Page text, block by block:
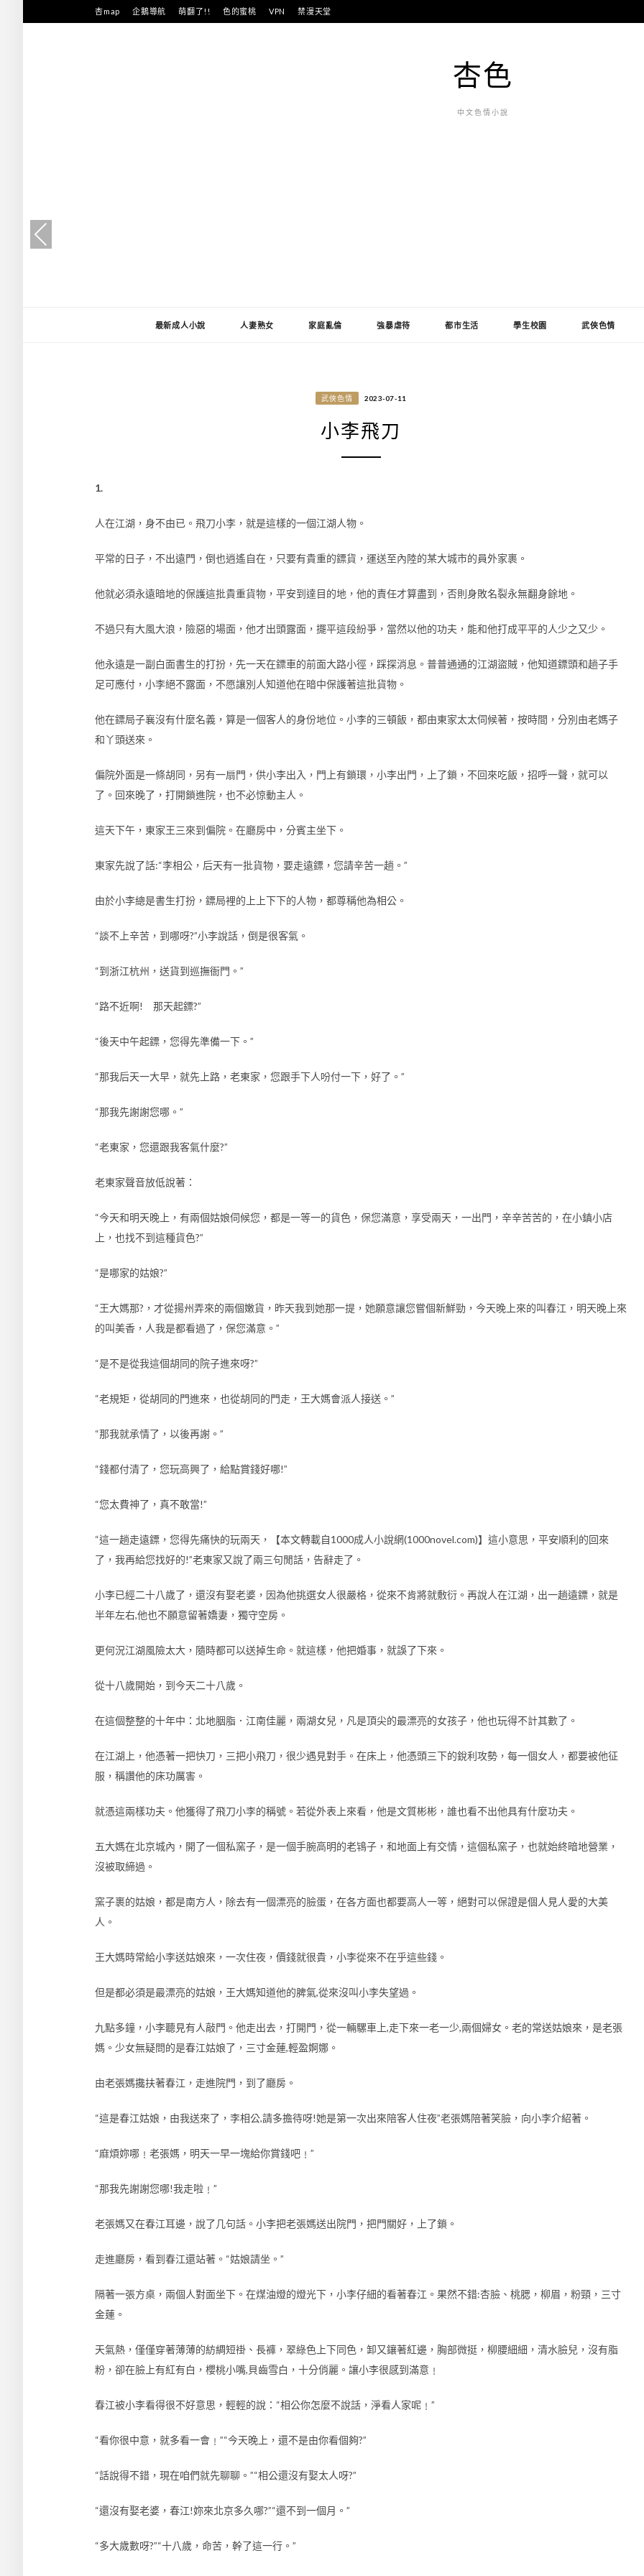
至
杏map 企鵝導航 萌翻了!! 色的蜜桃 VPN 禁漫天堂
杏色
中文色情小說
最新成人小說 人妻熟女 家庭亂倫 強暴虐待 都市生活 學生校園 武俠色情
武俠色情 2023-07-11
小李飛刀
1.
人在江湖，身不由已。飛刀小李，就是這樣的一個江湖人物。
平常的日子，不出遠門，倒也逍遙自在，只要有貴重的鏢貨，運送至內陸的某大城市的員外家裹。
他就必須永遠暗地的保護這批貴重貨物，平安到達目的地，他的責任才算盡到，否則身敗名裂永無翻身餘地。
不過只有大風大浪，險惡的場面，他才出頭露面，擺平這段紛爭，當然以他的功夫，能和他打成平平的人少之又少。
他永遠是一副白面書生的打扮，先一天在鏢車的前面大路小徑，踩探消息。普普通通的江湖盜賊，他知道鏢頭和趟子手
足可應付，小李絕不露面，不愿讓別人知道他在暗中保護著這批貨物。
他在鏢局子襄沒有什麼名義，算是一個客人的身份地位。小李的三頓飯，都由東家太太伺候著，按時間，分別由老媽子
和丫頭送來。
偏院外面是一條胡同，另有一扇門，供小李出入，門上有鎖環，小李出門，上了鎖，不回來吃飯，招呼一聲，就可以
了。回來晚了，打開鎖進院，也不必惊動主人。
這天下午，東家王三來到偏院。在廳房中，分賓主坐下。
東家先說了話:“李相公，后天有一批貨物，要走遠鏢，您請辛苦一趟。”
由於小李總是書生打扮，鏢局裡的上上下下的人物，都尊稱他為相公。
“談不上辛苦，到哪呀?”小李說話，倒是很客氣。
“到浙江杭州，送貨到巡撫衙門。”
“路不近啊! 那天起鏢?”
“後天中午起鏢，您得先準備一下。”
“那我后天一大早，就先上路，老東家，您跟手下人吩付一下，好了。”
“那我先謝謝您哪。”
“老東家，您還跟我客氣什麼?”
老東家聲音放低說著：
“今天和明天晚上，有兩個姑娘伺候您，都是一等一的貨色，保您滿意，享受兩天，一出門，辛辛苦苦的，在小鎮小店
上，也找不到這種貨色?”
“是哪家的姑娘?”
“王大媽那?，才從揚州弄來的兩個嫩貨，昨天我到她那一提，她願意讓您嘗個新鮮勁，今天晚上來的叫春江，明天晚上來
的叫美香，人我是都看過了，保您滿意。”
“是不是從我這個胡同的院子進來呀?”
“老規矩，從胡同的門進來，也從胡同的門走，王大媽會派人接送。”
“那我就承情了，以後再謝。”
“錢都付清了，您玩高興了，給點賞錢好哪!”
“您太費神了，真不敢當!”
“這一趟走遠鏢，您得先痛快的玩兩天，【本文轉載自1000成人小說網(1000novel.com)】這小意思，平安順利的回來
了，我再給您找好的!”老東家又說了兩三句閒話，告辭走了。
小李已經二十八歲了，還沒有娶老婆，因為他挑選女人很嚴格，從來不肯將就敷衍。再說人在江湖，出一趟遠鏢，就是
半年左右,他也不願意留著嬌妻，獨守空房。
更何況江湖風險太大，隨時都可以送掉生命。就這樣，他把婚事，就誤了下來。
從十八歲開始，到今天二十八歲。
在這個整整的十年中：北地胭脂．江南佳麗，兩湖女兒，凡是頂尖的最漂亮的女孩子，他也玩得不計其數了。
在江湖上，他憑著一把快刀，三把小飛刀，很少遇見對手。在床上，他憑頭三下的銳利攻勢，每一個女人，都要被他征
服，稱讚他的床功厲害。
就憑這兩樣功夫。他獲得了飛刀小李的稱號。若從外表上來看，他是文質彬彬，誰也看不出他具有什麼功夫。
五大媽在北京城內，開了一個私窯子，是一個手腕高明的老鴇子，和地面上有交情，這個私窯子，也就始終暗地營業，
沒被取締過。
窯子裹的姑娘，都是南方人，除去有一個漂亮的臉蛋，在各方面也都要高人一等，絕對可以保證是個人見人愛的大美
人。
王大媽時常給小李送姑娘來，一次住夜，價錢就很貴，小李從來不在乎這些錢。
但是都必須是最漂亮的姑娘，王大媽知道他的脾氣,從來沒叫小李失望過。
九點多鐘，小李聽見有人敲門。他走出去，打開門，從一輛騾車上,走下來一老一少,兩個婦女。老的常送姑娘來，是老張
媽。少女無疑問的是春江姑娘了，三寸金蓮,輕盈婀娜。
由老張媽攙扶著春江，走進院門，到了廳房。
“這是春江姑娘，由我送來了，李相公,請多擔待呀!她是第一次出來陪客人住夜”老張媽陪著笑臉，向小李介紹著。
“麻煩妳哪﹗老張媽，明天一早一塊給你賞錢吧﹗”
“那我先謝謝您哪!我走啦﹗”
老張媽又在春江耳邊，說了几句話。小李把老張媽送出院門，把門關好，上了鎖。
走進廳房，看到春江還站著。“姑娘請坐。”
隔著一張方桌，兩個人對面坐下。在煤油燈的燈光下，小李仔細的看著春江。果然不錯:杏臉、桃腮，柳眉，粉頸，三寸
金蓮。
天氣熱，僅僅穿著薄薄的紡綢短褂、長褲，翠綠色上下同色，卸又鑲著紅邊，胸部微挺，柳腰細細，清水臉兒，沒有脂
粉，卻在臉上有紅有白，櫻桃小嘴,貝齒雪白，十分俏麗。讓小李很感到滿意﹗
春江被小李看得很不好意思，輕輕的說：“相公你怎麼不說話，淨看人家呢﹗”
“看你很中意，就多看一會﹗”“今天晚上，還不是由你看個夠?”
“話說得不錯，現在咱們就先聊聊。”“相公還沒有娶太人呀?”
“還沒有娶老婆，春江!妳來北京多久哪?”“還不到一個月。”
“多大歲數呀?”“十八歲，命苦，幹了這一行。”